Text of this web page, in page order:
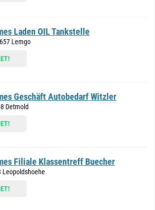
Laden OIL Tankstelle
Lemgo
Geschäft Autobedarf Witzler
Detmold
Filiale Klassentreff Buecher
Leopoldshoehe